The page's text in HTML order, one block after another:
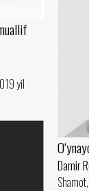
yil
Damir